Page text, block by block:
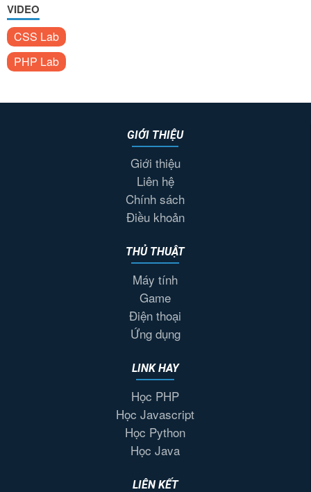
VIDEO
CSS Lab
PHP Lab
GIỚI THIỆU
Giới thiệu
Liên hệ
Chính sách
Điều khoản
THỦ THUẬT
Máy tính
Game
Điện thoại
Ứng dụng
LINK HAY
Học PHP
Học Javascript
Học Python
Học Java
LIÊN KẾT